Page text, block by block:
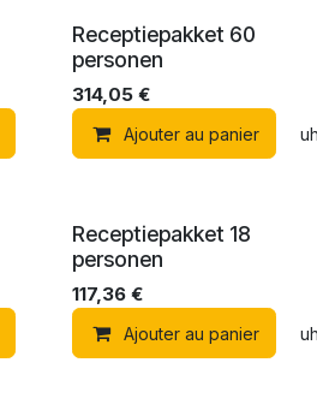
Ajouter à la liste de
Receptiepakket 60
personen
314,05€
Ajouter au panier
Ajouter à la liste de
Receptiepakket 18
personen
117,36€
Ajouter au panier